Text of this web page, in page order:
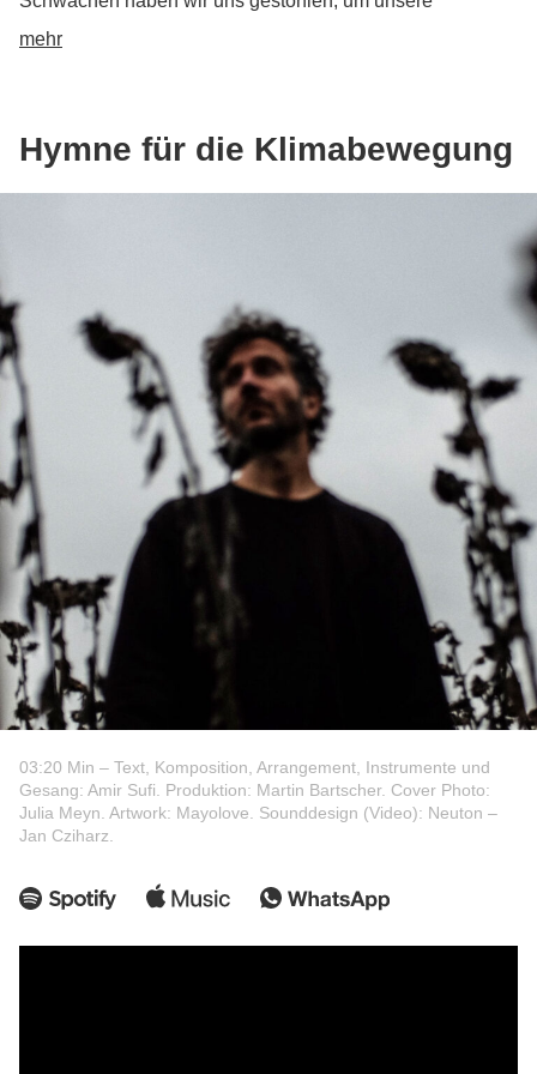
Widersacher damit links zu überholen.
mehr
Hymne für die Klimabewegung
03:20 Min – Text, Komposition, Arrangement, Instrumente und
Gesang: Amir Sufi. Produktion: Martin Bartscher. Cover Photo:
Julia Meyn. Artwork: Mayolove. Sounddesign (Video): Neuton –
Jan Cziharz.